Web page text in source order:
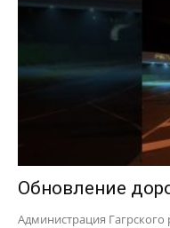
Обновление
Администрация